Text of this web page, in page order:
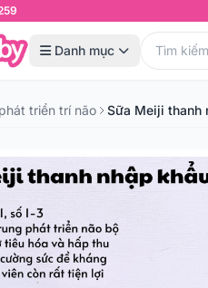
Danh mục
triển trí não Sữa Meiji thanh